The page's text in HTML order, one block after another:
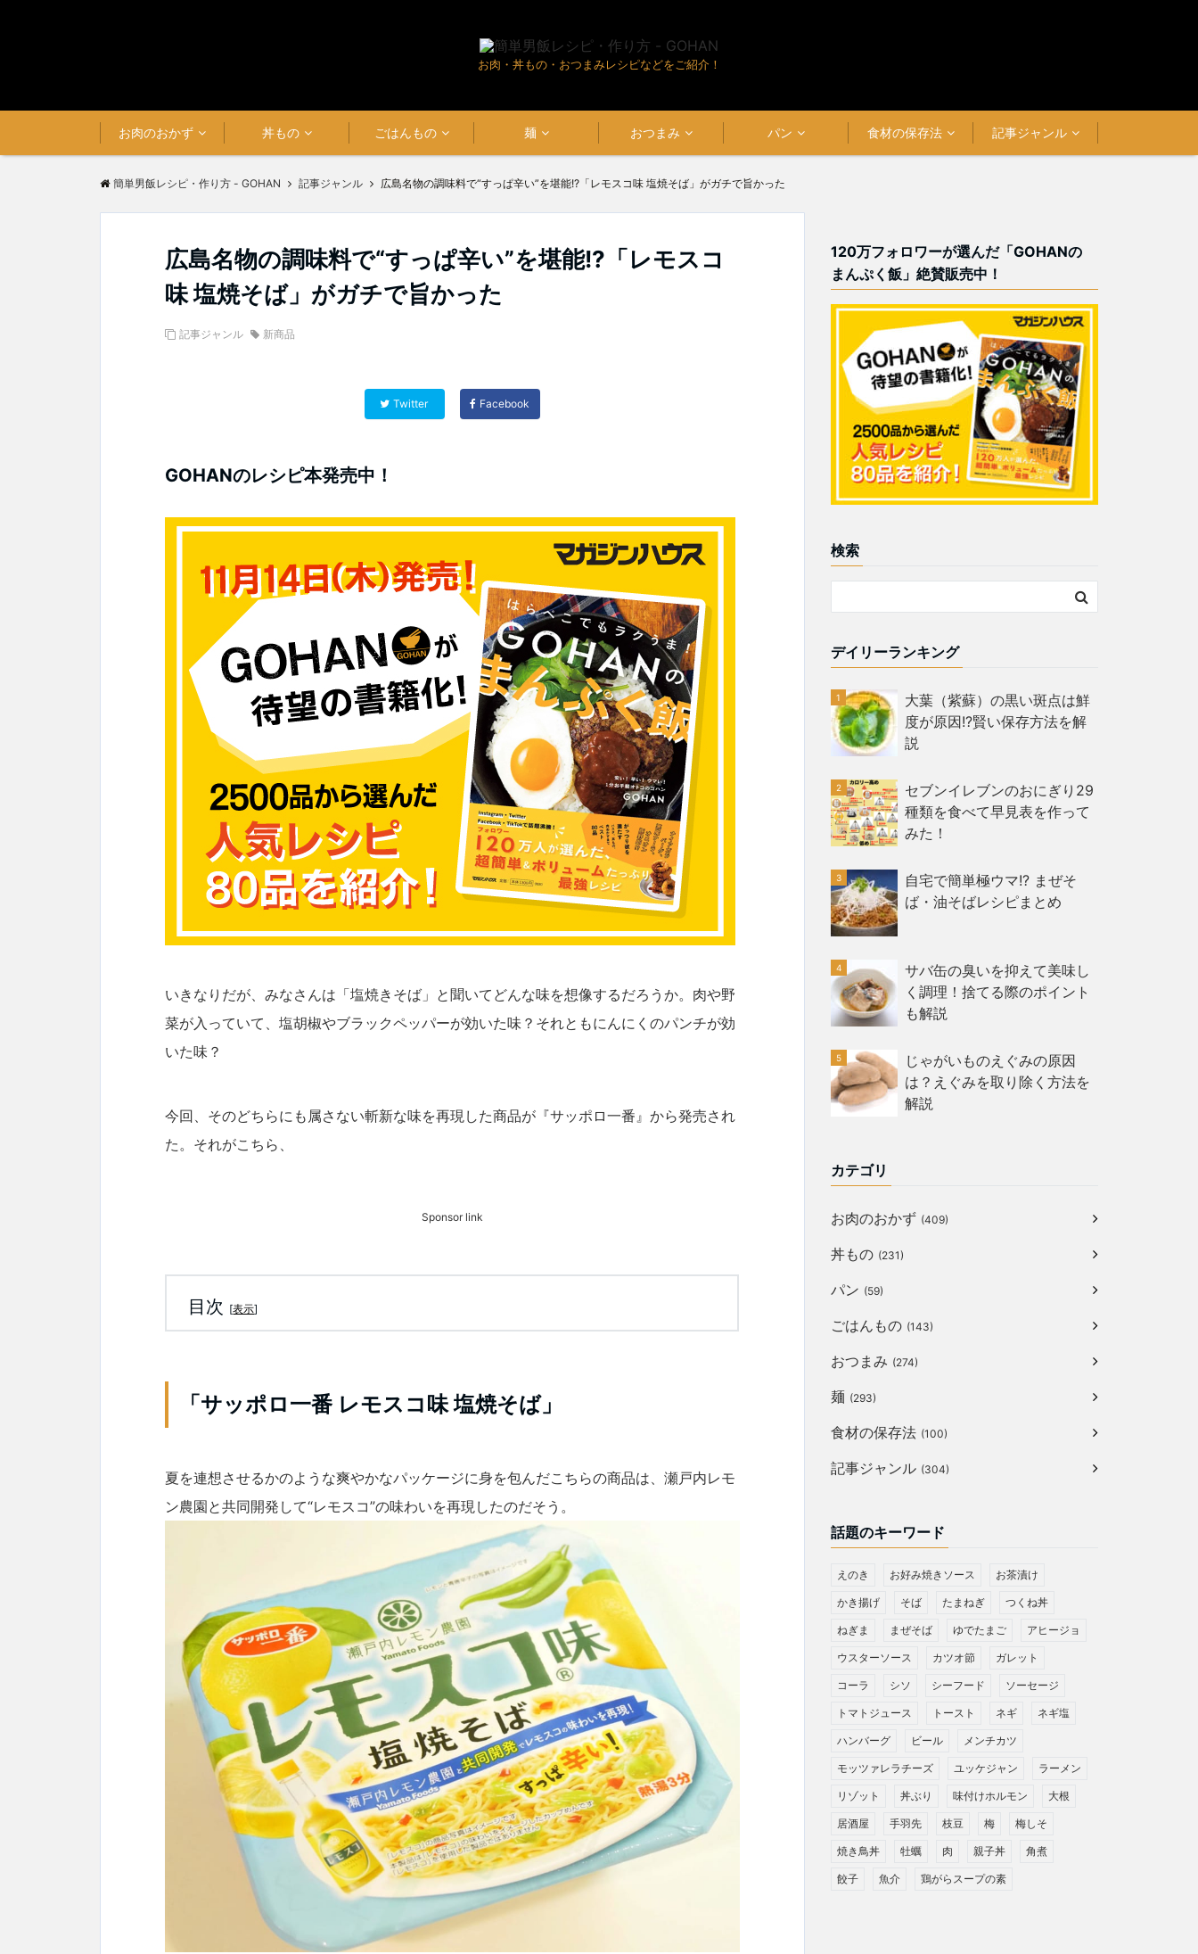
お肉・丼もの・おつまみレシピなどをご紹介！
お肉のおかず 丼もの ごはんもの 麺 おつまみ パン 食材の保存法 記事ジャンル
簡単男飯レシピ・作り方 - GOHAN 記事ジャンル 広島名物の調味料で“すっぱ辛い”を堪能!?「レモスコ味 塩焼そば」がガチで旨かった
広島名物の調味料で“すっぱ辛い”を堪能!?「レモスコ
味 塩焼そば」がガチで旨かった
記事ジャンル 新商品
Twitter Facebook
GOHANのレシピ本発売中！
いきなりだが、みなさんは「塩焼きそば」と聞いてどんな味を想像するだろうか。肉や野
菜が入っていて、塩胡椒やブラックペッパーが効いた味？それともにんにくのパンチが効
いた味？
今回、そのどちらにも属さない斬新な味を再現した商品が『サッポロ一番』から発売され
た。それがこちら、
Sponsor link
目次 [表示]
「サッポロ一番 レモスコ味 塩焼そば」
夏を連想させるかのような爽やかなパッケージに身を包んだこちらの商品は、瀬戸内レモ
ン農園と共同開発して“レモスコ”の味わいを再現したのだそう。
120万フォロワーが選んだ「GOHANの
まんぷく飯」絶賛販売中！
検索
デイリーランキング
大葉（紫蘇）の黒い斑点は鮮
度が原因!?賢い保存方法を解
説
セブンイレブンのおにぎり29
種類を食べて早見表を作って
みた！
自宅で簡単極ウマ!? まぜそ
ば・油そばレシピまとめ
サバ缶の臭いを抑えて美味し
く調理！捨てる際のポイント
も解説
じゃがいものえぐみの原因
は？えぐみを取り除く方法を
解説
カテゴリ
お肉のおかず (409)
丼もの (231)
パン (59)
ごはんもの (143)
おつまみ (274)
麺 (293)
食材の保存法 (100)
記事ジャンル (304)
話題のキーワード
えのき お好み焼きソース お茶漬け
かき揚げ そば たまねぎ つくね丼
ねぎま まぜそば ゆでたまご アヒージョ
ウスターソース カツオ節 ガレット
コーラ シソ シーフード ソーセージ
トマトジュース トースト ネギ ネギ塩
ハンバーグ ビール メンチカツ
モッツァレラチーズ ユッケジャン ラーメン
リゾット 丼ぶり 味付けホルモン 大根
居酒屋 手羽先 枝豆 梅 梅しそ
焼き鳥丼 牡蠣 肉 親子丼 角煮
餃子 魚介 鶏がらスープの素